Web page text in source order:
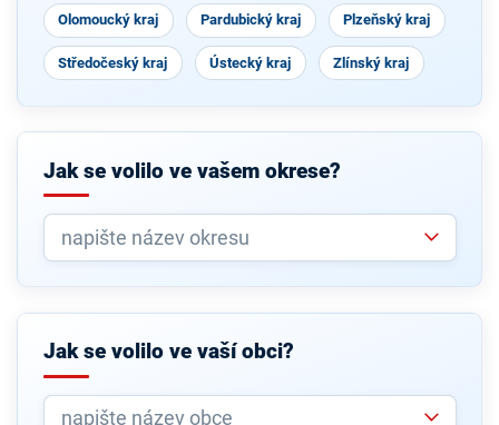
Olomoucký kraj Pardubický kraj Plzeňský kraj
Středočeský kraj Ústecký kraj Zlínský kraj
Jak se volilo ve vašem okrese?
Jak se volilo ve vaší obci?